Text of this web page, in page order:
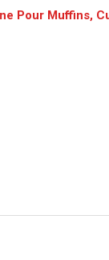
Pour Muffins,